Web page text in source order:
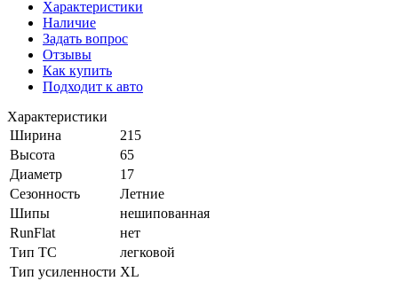
Характеристики
Наличие
Задать вопрос
Отзывы
Как купить
Подходит к авто
Характеристики
Ширина
215
Высота
65
Диаметр
17
Сезонность
Летние
Шипы
нешипованная
RunFlat
нет
Тип ТС
легковой
Тип усиленности XL